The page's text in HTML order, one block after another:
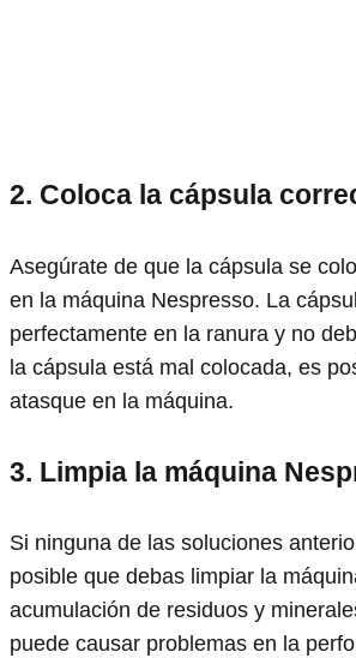
2. Coloca la cápsula
Asegúrate de que la cápsula se
en la máquina Nespresso. La
perfectamente en la ranura y no
la cápsula está mal colocada, es
atasque en la máquina.
3. Limpia la máquina
Si ninguna de las soluciones
posible que debas limpiar la
acumulación de residuos y
puede causar problemas en la